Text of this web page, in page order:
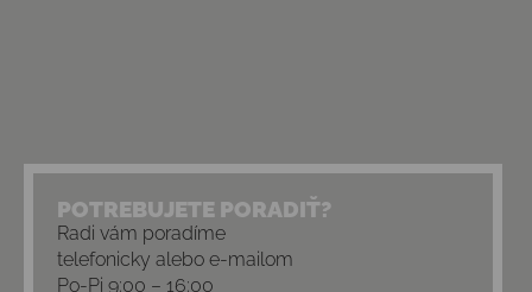
POTREBUJETE PORADIŤ?
Radi vám poradíme
telefonicky alebo e-mailom
Po-Pi 9:00 – 16:00